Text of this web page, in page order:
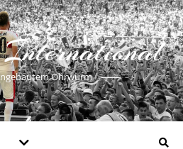
Ohrwurm